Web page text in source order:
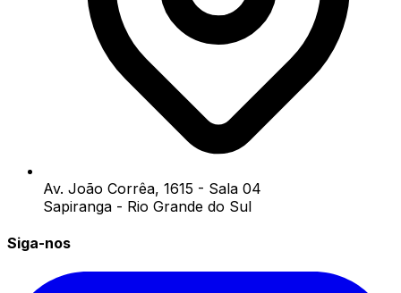
Av. João Corrêa, 1615 - Sala 04
Sapiranga - Rio Grande do Sul
Siga-nos